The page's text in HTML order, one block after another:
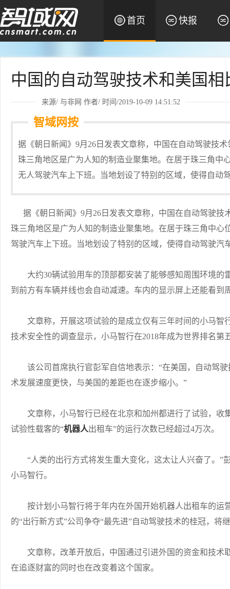
首页 快报
中国的自动驾驶技术和美国
来源/ 与非网 作者/ 时间/2019-10-09 14:51:52
智域网按
据《朝日新闻》9月26日发表文章称，中国在自动驾驶技
珠三角地区是广为人知的制造业聚集地。在居于珠三角中
无人驾驶汽车上下班。当地划设了特别的区域，使得自动
据《朝日新闻》9月26日发表文章称，中国在自动驾驶技
珠三角地区是广为人知的制造业聚集地。在居于珠三角中心
驾驶汽车上下班。当地划设了特别的区域，使得自动驾驶汽
大约30辆试验用车的顶部都安装了能够感知周围环境的
到前方有车辆并线也会自动减速。车内的显示屏上还能看到
文章称，开展这项试验的是成立仅有三年时间的小马智
技术安全性的调查显示，小马智行在2018年成为世界排名
该公司首席执行官彭军自信地表示：“在美国，自动驾驶
术发展速度更快，与美国的差距也在逐步缩小。”
文章称，小马智行已经在北京和加州都进行了试验，收
试验性载客的“机器人出租车”的运行次数已经超过4万次。
“人类的出行方式将发生重大变化，这太让人兴奋了。”
小马智行。
按计划小马智行将于年内在外国开始机器人出租车的运
的“出行新方式”公司争夺“最先进”自动驾驶技术的桂冠，将
文章称，改革开放后，中国通过引进外国的资金和技术
在追逐财富的同时也在改变着这个国家。